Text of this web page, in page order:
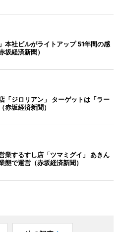
本社ビルがライトアップ 51年間の感
坂経済新聞）
「ジロリアン」 ターゲットは「ラー
赤坂経済新聞）
業するすし店「ツマミグイ」 あきん
態で運営（赤坂経済新聞）